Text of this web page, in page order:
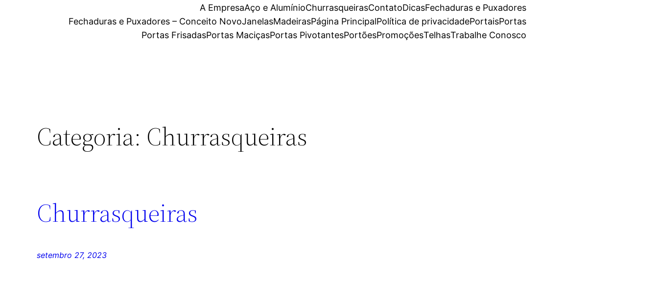
A EmpresaAço e AlumínioChurrasqueirasContatoDicasFechaduras e Puxadores
Fechaduras e Puxadores – Conceito NovoJanelasMadeirasPágina PrincipalPolítica de privacidadePortaisPortas
Portas FrisadasPortas MaciçasPortas PivotantesPortõesPromoçõesTelhasTrabalhe Conosco
Categoria: Churrasqueiras
Churrasqueiras
setembro 27, 2023